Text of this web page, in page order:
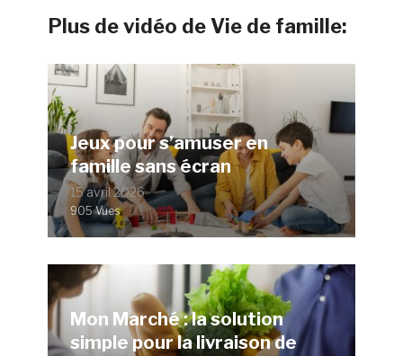
Plus de vidéo de Vie de famille:
Jeux pour s’amuser en
famille sans écran
15 avril 2026
905 Vues
Mon Marché : la solution
simple pour la livraison de